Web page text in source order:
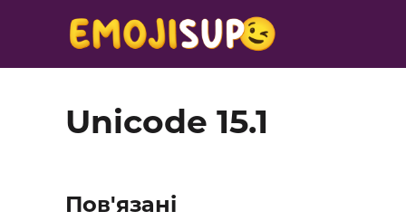
Unicode 15.1
Пов'язані